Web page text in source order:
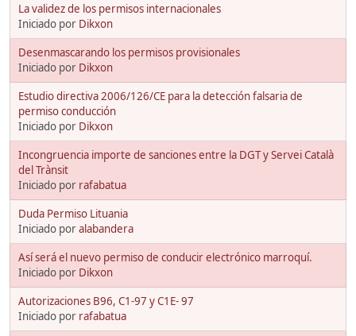
La validez de los permisos internacionales
Iniciado por Dikxon
Desenmascarando los permisos provisionales
Iniciado por Dikxon
Estudio directiva 2006/126/CE para la detección falsaria de
permiso conducción
Iniciado por Dikxon
Incongruencia importe de sanciones entre la DGT y Servei Català
del Trànsit
Iniciado por rafabatua
Duda Permiso Lituania
Iniciado poralabandera
Así será el nuevo permiso de conducir electrónico marroquí.
Iniciado por Dikxon
Autorizaciones B96, C1-97 y C1E- 97
Iniciado por rafabatua